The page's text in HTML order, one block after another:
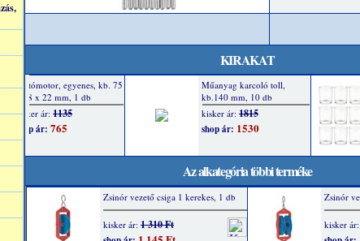
KIRAKAT
Az alkategória többi terméke
Zsinór vezető csiga 1 kerekes, 1 db
kisker ár: 1 310 Ft
Zsinór
kisker ár: